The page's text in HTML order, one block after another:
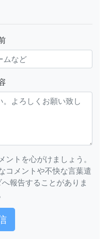
トを心がけましょう。
コメントや不快な言葉遣
報告することがありま